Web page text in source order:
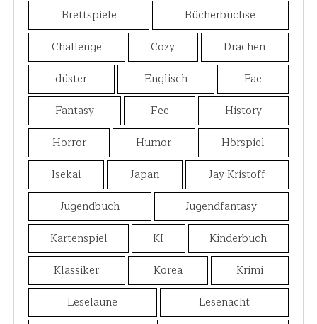
Brettspiele
Bücherbüchse
Challenge
Cozy
Drachen
düster
Englisch
Fae
Fantasy
Fee
History
Horror
Humor
Hörspiel
Isekai
Japan
Jay Kristoff
Jugendbuch
Jugendfantasy
Kartenspiel
KI
Kinderbuch
Klassiker
Korea
Krimi
Leselaune
Lesenacht